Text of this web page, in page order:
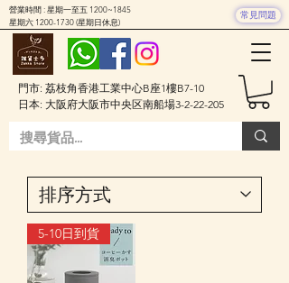
門市: 荔枝角香港工業中心B座1樓B7-10
日本: 大阪府大阪市中央区南船場3-2-22-205
營業時間 : 星期一至五 1200~1845
星期六 1200-1730(星期日休息)
常見問題
5-10日到貨